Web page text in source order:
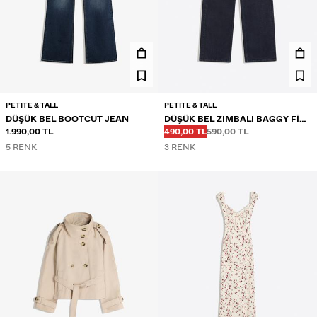
PETITE & TALL
DÜŞÜK BEL BOOTCUT JEAN
1.990,00 TL
5 RENK
PETITE & TALL
DÜŞÜK BEL ZIMBALI BAGGY FIT
JEAN
İNDIRIMLI FIYAT
490,00 TLÖnce
590,00 TL
Önce
3 RENK